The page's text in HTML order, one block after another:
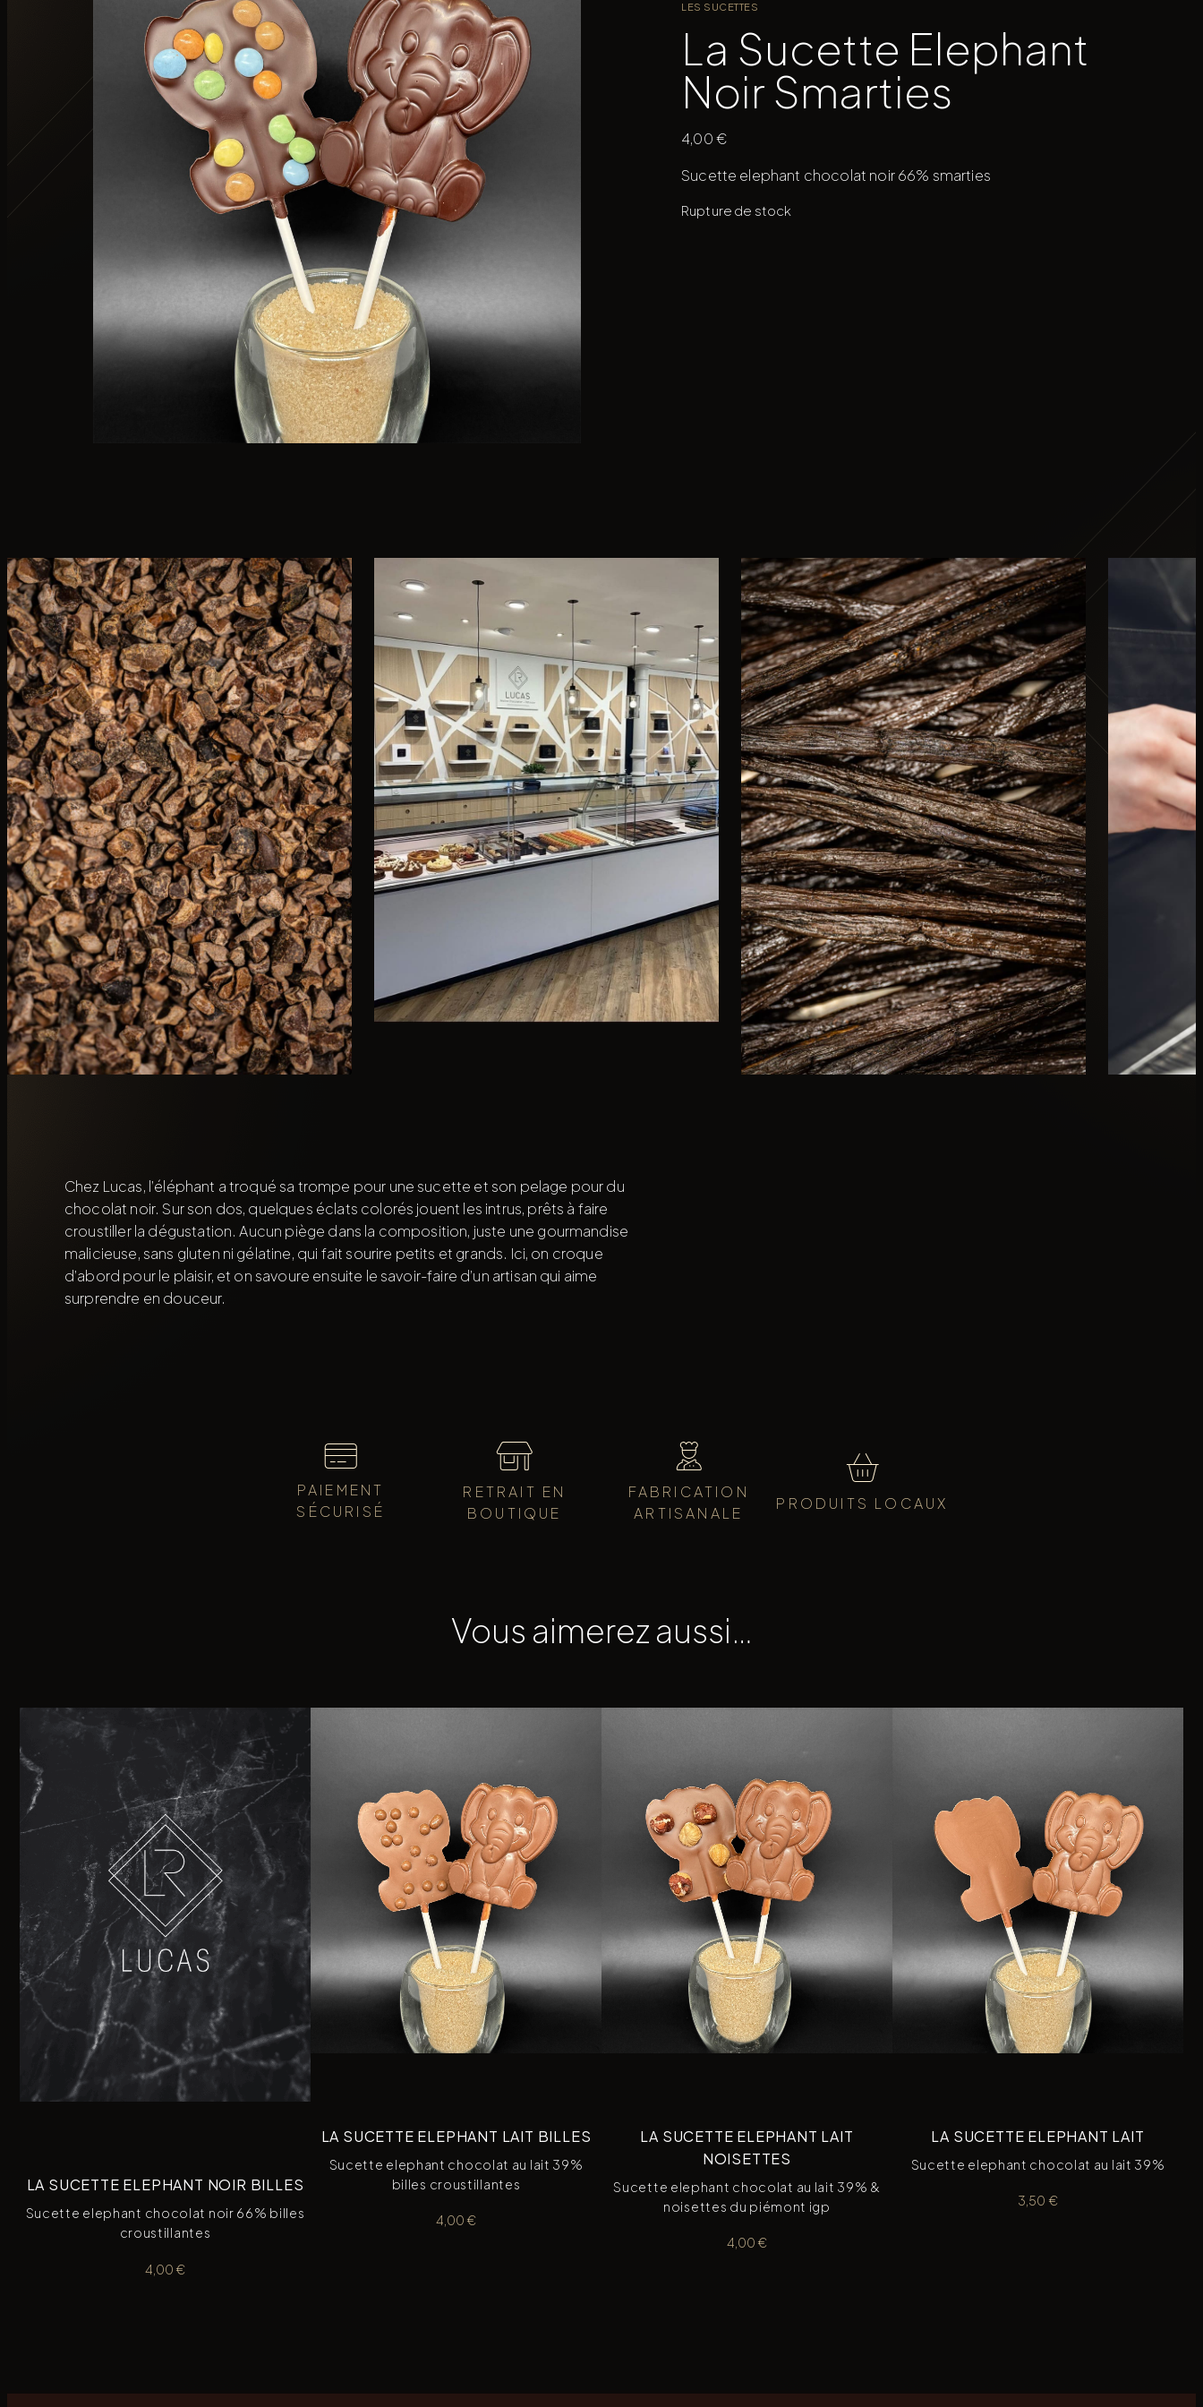
LES SUCETTES
La Sucette Elephant
Noir Smarties
4,00€
Sucette elephant chocolat noir 66% smarties
Rupture de stock
Chez Lucas, l’éléphant a troqué sa trompe pour une sucette et son pelage pour du
chocolat noir. Sur son dos, quelques éclats colorés jouent les intrus, prêts à faire
croustiller la dégustation. Aucun piège dans la composition, juste une gourmandise
malicieuse, sans gluten ni gélatine, qui fait sourire petits et grands. Ici, on croque
d’abord pour le plaisir, et on savoure ensuite le savoir-faire d’un artisan qui aime
surprendre en douceur.
PAIEMENT
SÉCURISÉ
RETRAIT EN
BOUTIQUE
FABRICATION
ARTISANALE
PRODUITS LOCAUX
Vous aimerez aussi…
LA SUCETTE ELEPHANT NOIR BILLES
Sucette elephant chocolat noir 66% billes
croustillantes
4,00 €
LA SUCETTE ELEPHANT LAIT BILLES
Sucette elephant chocolat au lait 39%
billes croustillantes
4,00 €
LA SUCETTE ELEPHANT LAIT
NOISETTES
Sucette elephant chocolat au lait 39% &
noisettes du piémont igp
4,00 €
LA SUCETTE ELEPHANT LAIT
Sucette elephant chocolat au lait 39%
3,50 €